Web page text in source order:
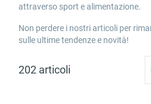
202 articoli
attraverso sport e alimentazione.
Non perdere i nostri articoli per
sulle ultime tendenze e novità!